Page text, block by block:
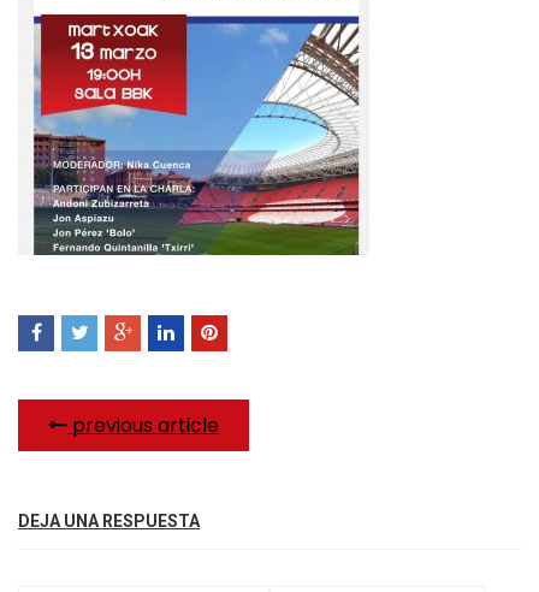
previous article
DEJA UNA RESPUESTA